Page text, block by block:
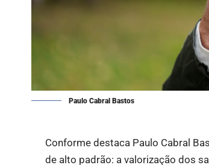
Paulo Cabral Bastos
Conforme destaca Paulo Cabral
de alto padrão: a valorização dos